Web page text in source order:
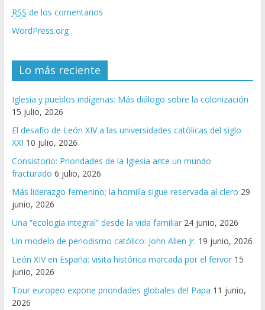
RSS de los comentarios
WordPress.org
Lo más reciente
Iglesia y pueblos indígenas: Más diálogo sobre la colonización
15 julio, 2026
El desafío de León XIV a las universidades católicas del siglo
XXI 10 julio, 2026
Consistorio: Prioridades de la Iglesia ante un mundo
fracturado 6 julio, 2026
Más liderazgo femenino; la homilía sigue reservada al clero 29
junio, 2026
Una “ecología integral” desde la vida familiar 24 junio, 2026
Un modelo de periodismo católico: John Allen Jr. 19 junio, 2026
León XIV en España: visita histórica marcada por el fervor 15
junio, 2026
Tour europeo expone prioridades globales del Papa 11 junio,
2026